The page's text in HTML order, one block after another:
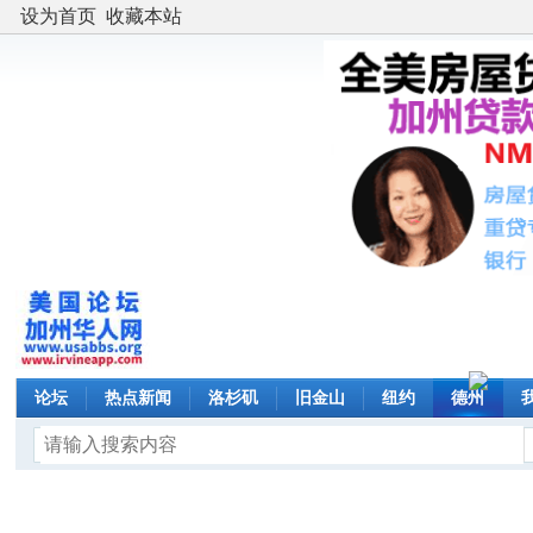
设为首页 收藏本站
论坛 热点新闻 洛杉矶 旧金山 纽约 德州